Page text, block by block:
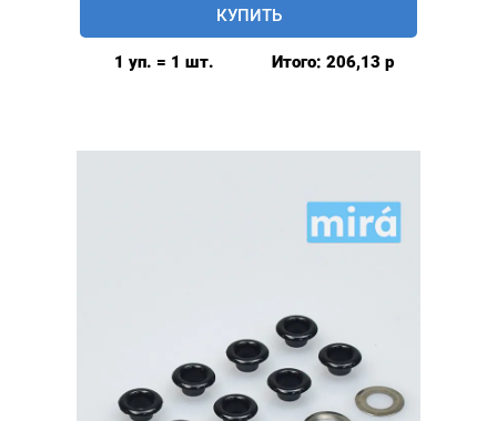
глянцевые
КУПИТЬ
1 уп. = 1 шт. Итого: 206,13 р